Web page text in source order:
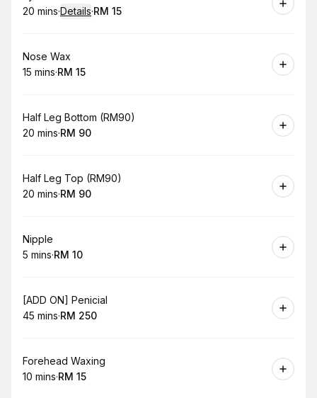
.Duration:
20 mins·Details·
.Price
RM 15
Book
Nose Wax
.Duration
15 mins·
.Price
RM 15
Book
Half Leg Bottom (RM90)
.Duration
20 mins·
.Price
RM 90
Book
Half Leg Top (RM90)
.Duration
20 mins·
.Price
RM 90
Book
Nipple
. Duration:
5 mins·
.Price
RM 10
Book
[ADD ON] Penicial
.Duration
45 mins·
.Price:
RM 250
Book
Forehead Waxing
.Duration
10 mins·
.Price
RM 15